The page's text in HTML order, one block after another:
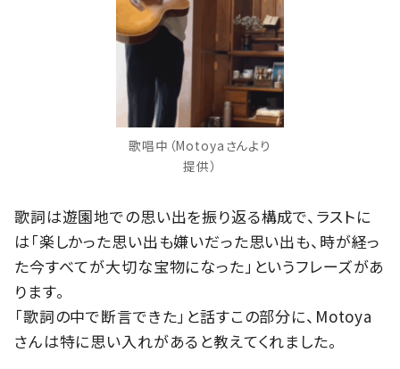
歌唱中（Motoyaさんより
提供）
歌詞は遊園地での思い出を振り返る構成で、ラストに
は「楽しかった思い出も嫌いだった思い出も、時が経っ
た今すべてが大切な宝物になった」というフレーズがあ
ります。
「歌詞の中で断言できた」と話すこの部分に、Motoya
さんは特に思い入れがあると教えてくれました。